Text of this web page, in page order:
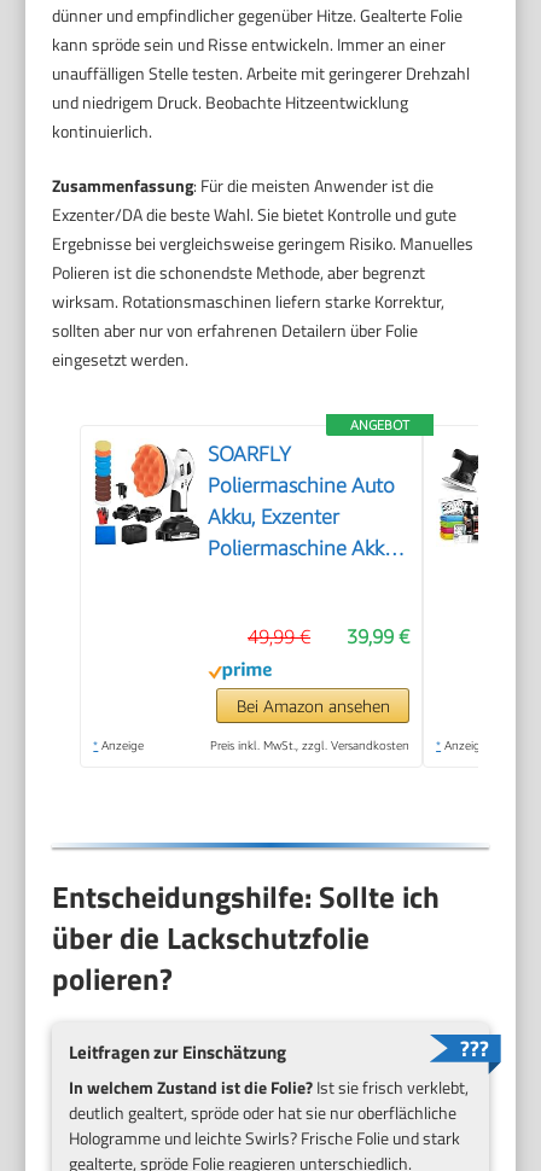
dünner und empfindlicher gegenüber Hitze. Gealterte Folie
kann spröde sein und Risse entwickeln. Immer an einer
unauffälligen Stelle testen. Arbeite mit geringerer Drehzahl
und niedrigem Druck. Beobachte Hitzeentwicklung
kontinuierlich.
Zusammenfassung: Für die meisten Anwender ist die
Exzenter/DA die beste Wahl. Sie bietet Kontrolle und gute
Ergebnisse bei vergleichsweise geringem Risiko. Manuelles
Polieren ist die schonendste Methode, aber begrenzt
wirksam. Rotationsmaschinen liefern starke Korrektur,
sollten aber nur von erfahrenen Detailern über Folie
eingesetzt werden.
ANGEBOT
SOARFLY
Poliermaschine Auto
Akku, Exzenter
Poliermaschine Akku
Geschwindigkeiten,
3200–6600 U/min,
für die Autodetailing,
Scheinwerfer
39,99 €
49,99 €
Bei Amazon ansehen
* Anzeige Preis inkl. MwSt., zzgl. Versandkosten * Anzeige
Entscheidungshilfe: Sollte ich
über die Lackschutzfolie
polieren?
Leitfragen zur Einschätzung
In welchem Zustand ist die Folie?Ist sie frisch verklebt,
deutlich gealtert, spröde oder hat sie nur oberflächliche
Hologramme und leichte Swirls? Frische Folie und stark
gealterte, spröde Folie reagieren unterschiedlich.